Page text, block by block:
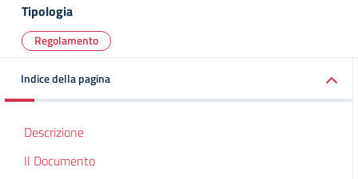
Tipologia
Regolamento
Indice della pagina
Descrizione
Il Documento